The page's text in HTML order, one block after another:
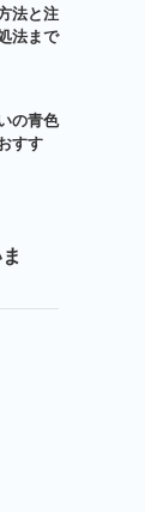
法と注
法まで
の青色
すす